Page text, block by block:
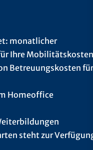
monatlicher
Ihre Mobilitätskosten
Betreuungskosten für
Homeoffice
steht zur